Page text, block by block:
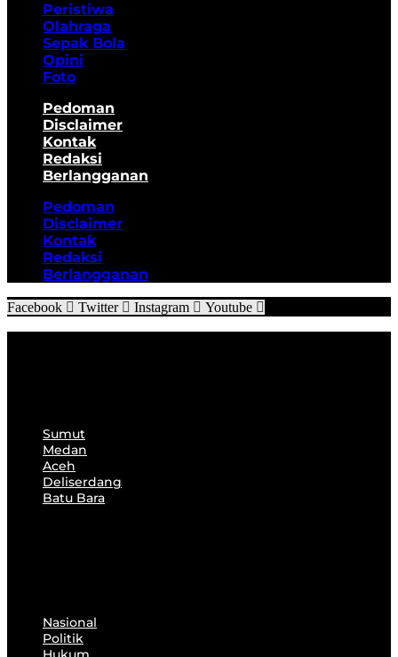
Peristiwa
Olahraga
Sepak Bola
Opini
Foto
Pedoman
Disclaimer
Kontak
Redaksi
Berlangganan
Pedoman
Disclaimer
Kontak
Redaksi
Berlangganan
Facebook Twitter Instagram Youtube
Sumut
Medan
Aceh
Deliserdang
Batu Bara
Nasional
Politik